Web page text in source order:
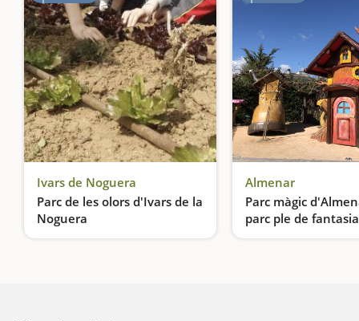
Ivars de Noguera
Parc de les olors d'Ivars de la
Noguera
Creem el nostre perfum personalitzat
Almenar
Parc màgic
parc ple de fantasia